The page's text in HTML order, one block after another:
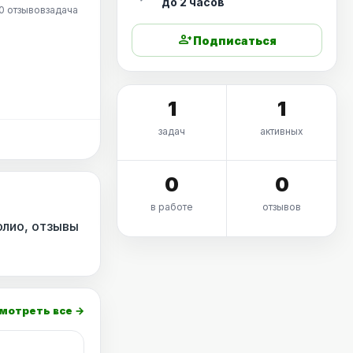
0 отзывовзадача
отзывы
все →
person_addПодписаться
1
задач
1
активных
0
в работе
0
отзывов